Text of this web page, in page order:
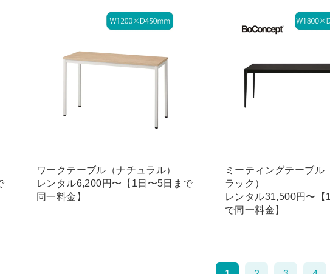
ワークテーブル（ナチュラル）
レンタル6,200円〜【1日〜5日まで
同一料金】
ミーティングテーブル
ラック）
レンタル31,500円〜【
で同一料金】